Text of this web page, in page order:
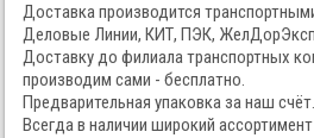
Доставка производится
Деловые Линии, КИТ, ПЭК,
Доставку до филиала транспортных
производим сами - бесплатно.
Предварительная упаковка за наш счёт.
Всегда в наличии широкий